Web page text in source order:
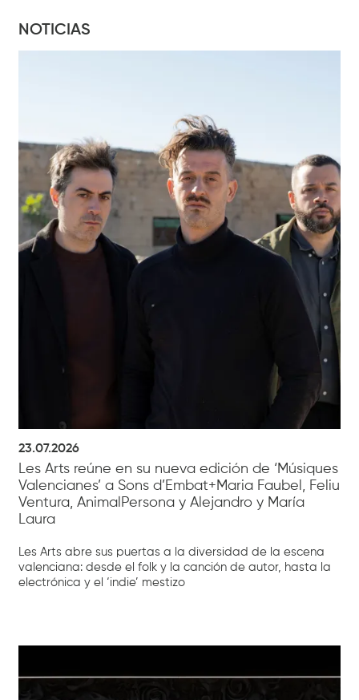
NOTICIAS
23.07.2026
Les Arts reúne en su nueva edición de ‘Músiques
Valencianes’ a Sons d’Embat+Maria Faubel, Feliu
Ventura, AnimalPersona y Alejandro y María
Laura
Les Arts abre sus puertas a la diversidad de la escena
valenciana: desde el folk y la canción de autor, hasta la
electrónica y el ‘indie’ mestizo